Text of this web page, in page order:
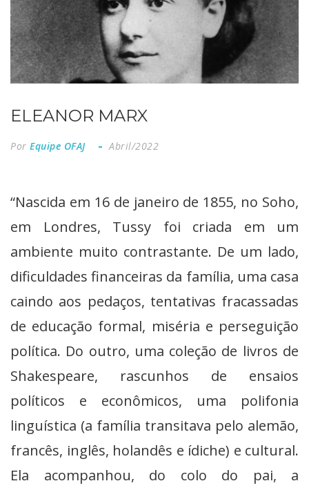
ELEANOR MARX
Por Equipe OFAJ Abril/2022
“Nascida em 16 de janeiro de 1855, no Soho,
em Londres, Tussy foi criada em um
ambiente muito contrastante. De um lado,
dificuldades financeiras da família, uma casa
caindo aos pedaços, tentativas fracassadas
de educação formal, miséria e perseguição
política. Do outro, uma coleção de livros de
Shakespeare, rascunhos de ensaios
políticos e econômicos, uma polifonia
linguística (a família transitava pelo alemão,
francês, inglês, holandês e ídiche) e cultural.
Ela acompanhou, do colo do pai, a